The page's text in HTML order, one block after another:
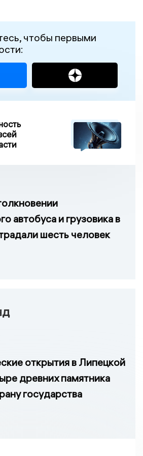
чтобы первыми
автобуса и грузовика в
шесть человек
открытия в Липецкой
древних памятника
государства